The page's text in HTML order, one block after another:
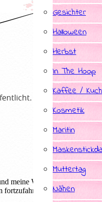
Gesichter
Halloween
Herbst
In The Hoop
Kaffee /
Kosmetik
Maritin
Muttertag
Nähen
meine Website in diesem
fortzufahren.